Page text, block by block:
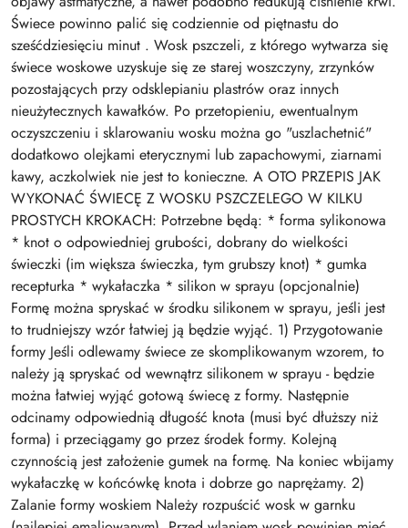
Świece powinno palić się codziennie od piętnastu do
sześćdziesięciu minut . Wosk pszczeli, z którego wytwarza się
świece woskowe uzyskuje się ze starej woszczyny, zrzynków
pozostających przy odsklepianiu plastrów oraz innych
nieużytecznych kawałków. Po przetopieniu, ewentualnym
oczyszczeniu i sklarowaniu wosku można go "uszlachetnić"
dodatkowo olejkami eterycznymi lub zapachowymi, ziarnami
kawy, aczkolwiek nie jest to konieczne. A OTO PRZEPIS JAK
WYKONAĆ ŚWIECĘ Z WOSKU PSZCZELEGO W KILKU
PROSTYCH KROKACH: Potrzebne będą: * forma sylikonowa
* knot o odpowiedniej grubości, dobrany do wielkości
świeczki (im większa świeczka, tym grubszy knot) * gumka
recepturka * wykałaczka * silikon w sprayu (opcjonalnie)
Formę można spryskać w środku silikonem w sprayu, jeśli jest
to trudniejszy wzór łatwiej ją będzie wyjąć. 1) Przygotowanie
formy Jeśli odlewamy świece ze skomplikowanym wzorem, to
należy ją spryskać od wewnątrz silikonem w sprayu - będzie
można łatwiej wyjąć gotową świecę z formy. Następnie
odcinamy odpowiednią długość knota (musi być dłuższy niż
forma) i przeciągamy go przez środek formy. Kolejną
czynnością jest założenie gumek na formę. Na koniec wbijamy
wykałaczkę w końcówkę knota i dobrze go naprężamy. 2)
Zalanie formy woskiem Należy rozpuścić wosk w garnku